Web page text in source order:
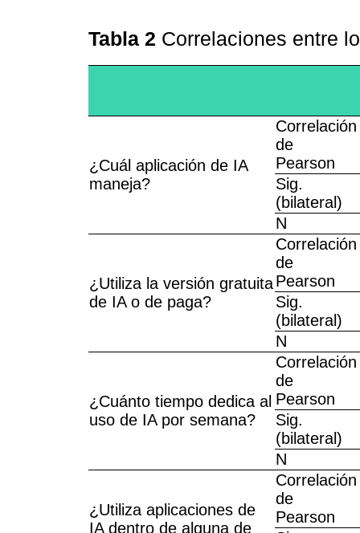
Tabla 2 Correlaciones entre
¿Cuál aplicación de IA
maneja?
Correlación
de
Pearson
Sig.
(bilateral)
N
¿Utiliza la versión gratuita
de IA o de paga?
Correlación
de
Pearson
Sig.
(bilateral)
N
¿Cuánto tiempo dedica al
uso de IA por semana?
Correlación
de
Pearson
Sig.
(bilateral)
N
¿Utiliza aplicaciones de
IA dentro de alguna de
Correlación
de
Pearson